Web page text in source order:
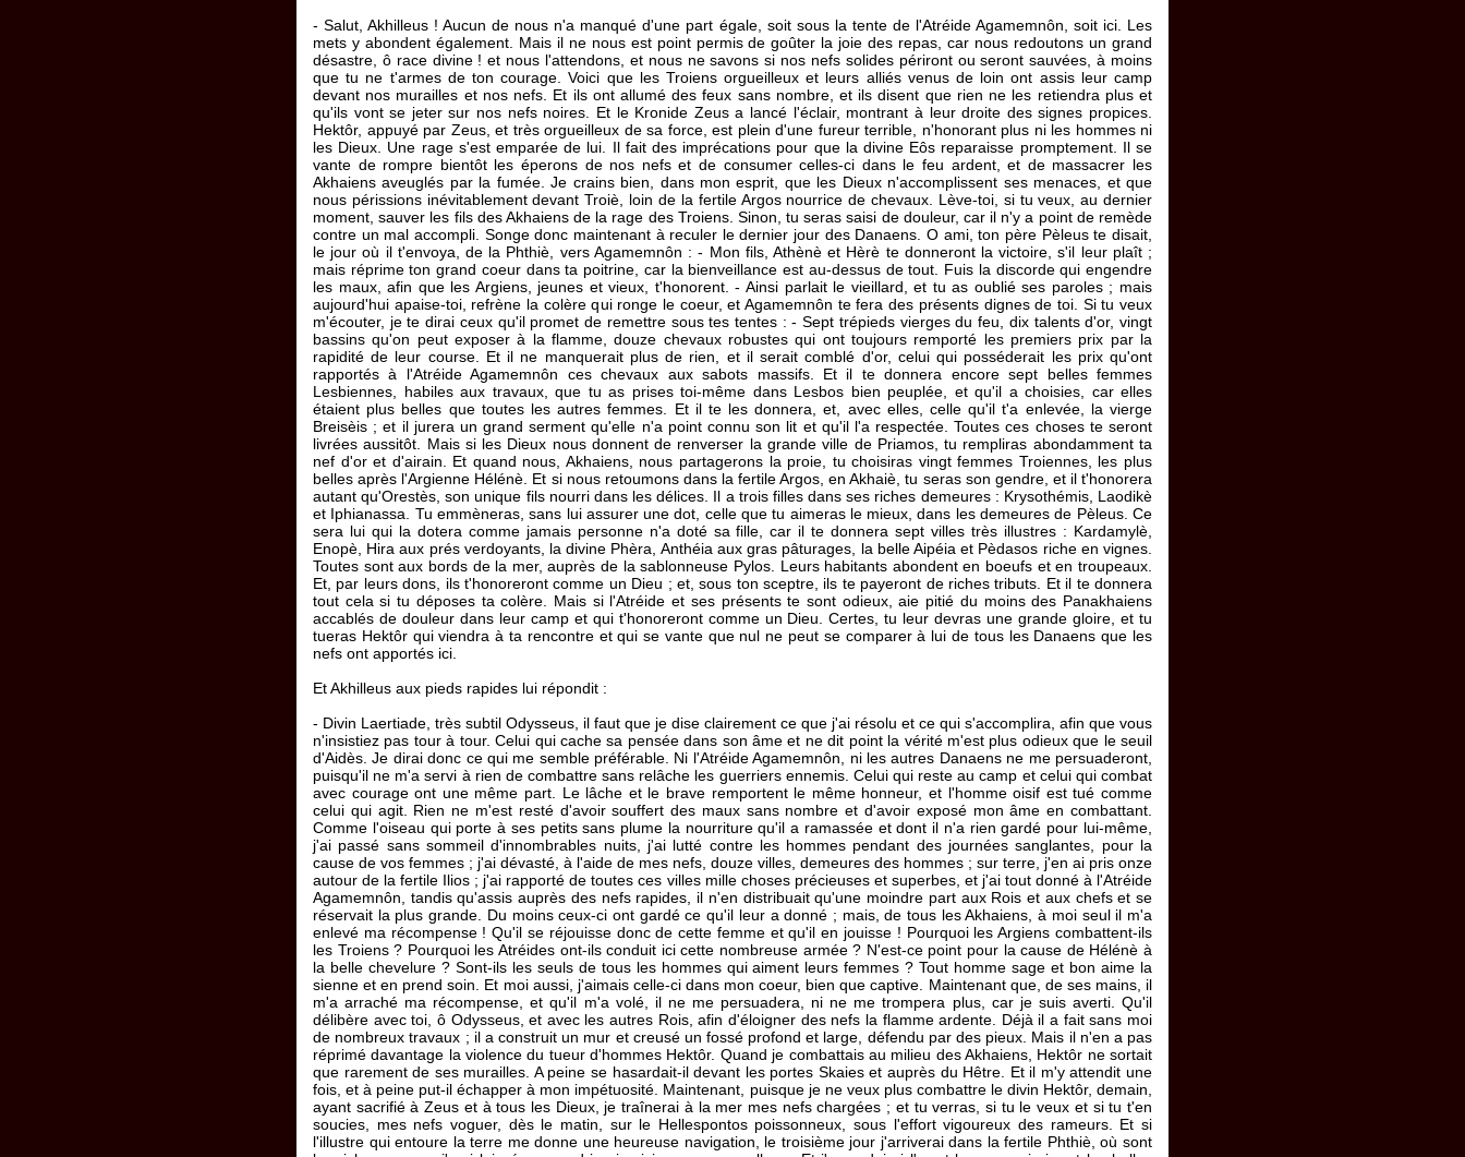
- Salut, Akhilleus ! Aucun de nous n'a manqué d'une part égale, soit sous la tente de l'Atréide Agamemnôn, soit ici. Les
mets y abondent également. Mais il ne nous est point permis de goûter la joie des repas, car nous redoutons un grand
désastre, ô race divine ! et nous l'attendons, et nous ne savons si nos nefs solides périront ou seront sauvées, à moins
que tu ne t'armes de ton courage. Voici que les Troiens orgueilleux et leurs alliés venus de loin ont assis leur camp
devant nos murailles et nos nefs. Et ils ont allumé des feux sans nombre, et ils disent que rien ne les retiendra plus et
qu'ils vont se jeter sur nos nefs noires. Et le Kronide Zeus a lancé l'éclair, montrant à leur droite des signes propices.
Hektôr, appuyé par Zeus, et très orgueilleux de sa force, est plein d'une fureur terrible, n'honorant plus ni les hommes ni
les Dieux. Une rage s'est emparée de lui. Il fait des imprécations pour que la divine Eôs reparaisse promptement. Il se
vante de rompre bientôt les éperons de nos nefs et de consumer celles-ci dans le feu ardent, et de massacrer les
Akhaiens aveuglés par la fumée. Je crains bien, dans mon esprit, que les Dieux n'accomplissent ses menaces, et que
nous périssions inévitablement devant Troiè, loin de la fertile Argos nourrice de chevaux. Lève-toi, si tu veux, au dernier
moment, sauver les fils des Akhaiens de la rage des Troiens. Sinon, tu seras saisi de douleur, car il n'y a point de remède
contre un mal accompli. Songe donc maintenant à reculer le dernier jour des Danaens. O ami, ton père Pèleus te disait,
le jour où il t'envoya, de la Phthiè, vers Agamemnôn : - Mon fils, Athènè et Hèrè te donneront la victoire, s'il leur plaît ;
mais réprime ton grand coeur dans ta poitrine, car la bienveillance est au-dessus de tout. Fuis la discorde qui engendre
les maux, afin que les Argiens, jeunes et vieux, t'honorent. - Ainsi parlait le vieillard, et tu as oublié ses paroles ; mais
aujourd'hui apaise-toi, refrène la colère qui ronge le coeur, et Agamemnôn te fera des présents dignes de toi. Si tu veux
m'écouter, je te dirai ceux qu'il promet de remettre sous tes tentes : - Sept trépieds vierges du feu, dix talents d'or, vingt
bassins qu'on peut exposer à la flamme, douze chevaux robustes qui ont toujours remporté les premiers prix par la
rapidité de leur course. Et il ne manquerait plus de rien, et il serait comblé d'or, celui qui posséderait les prix qu'ont
rapportés à l'Atréide Agamemnôn ces chevaux aux sabots massifs. Et il te donnera encore sept belles femmes
Lesbiennes, habiles aux travaux, que tu as prises toi-même dans Lesbos bien peuplée, et qu'il a choisies, car elles
étaient plus belles que toutes les autres femmes. Et il te les donnera, et, avec elles, celle qu'il t'a enlevée, la vierge
Breisèis ; et il jurera un grand serment qu'elle n'a point connu son lit et qu'il l'a respectée. Toutes ces choses te seront
livrées aussitôt. Mais si les Dieux nous donnent de renverser la grande ville de Priamos, tu rempliras abondamment ta
nef d'or et d'airain. Et quand nous, Akhaiens, nous partagerons la proie, tu choisiras vingt femmes Troiennes, les plus
belles après l'Argienne Hélénè. Et si nous retoumons dans la fertile Argos, en Akhaiè, tu seras son gendre, et il t'honorera
autant qu'Orestès, son unique fils nourri dans les délices. Il a trois filles dans ses riches demeures : Krysothémis, Laodikè
et Iphianassa. Tu emmèneras, sans lui assurer une dot, celle que tu aimeras le mieux, dans les demeures de Pèleus. Ce
sera lui qui la dotera comme jamais personne n'a doté sa fille, car il te donnera sept villes très illustres : Kardamylè,
Enopè, Hira aux prés verdoyants, la divine Phèra, Anthéia aux gras pâturages, la belle Aipéia et Pèdasos riche en vignes.
Toutes sont aux bords de la mer, auprès de la sablonneuse Pylos. Leurs habitants abondent en boeufs et en troupeaux.
Et, par leurs dons, ils t'honoreront comme un Dieu ; et, sous ton sceptre, ils te payeront de riches tributs. Et il te donnera
tout cela si tu déposes ta colère. Mais si l'Atréide et ses présents te sont odieux, aie pitié du moins des Panakhaiens
accablés de douleur dans leur camp et qui t'honoreront comme un Dieu. Certes, tu leur devras une grande gloire, et tu
tueras Hektôr qui viendra à ta rencontre et qui se vante que nul ne peut se comparer à lui de tous les Danaens que les
nefs ont apportés ici.
Et Akhilleus aux pieds rapides lui répondit :
- Divin Laertiade, très subtil Odysseus, il faut que je dise clairement ce que j'ai résolu et ce qui s'accomplira, afin que vous
n'insistiez pas tour à tour. Celui qui cache sa pensée dans son âme et ne dit point la vérité m'est plus odieux que le seuil
d'Aidès. Je dirai donc ce qui me semble préférable. Ni l'Atréide Agamemnôn, ni les autres Danaens ne me persuaderont,
puisqu'il ne m'a servi à rien de combattre sans relâche les guerriers ennemis. Celui qui reste au camp et celui qui combat
avec courage ont une même part. Le lâche et le brave remportent le même honneur, et l'homme oisif est tué comme
celui qui agit. Rien ne m'est resté d'avoir souffert des maux sans nombre et d'avoir exposé mon âme en combattant.
Comme l'oiseau qui porte à ses petits sans plume la nourriture qu'il a ramassée et dont il n'a rien gardé pour lui-même,
j'ai passé sans sommeil d'innombrables nuits, j'ai lutté contre les hommes pendant des journées sanglantes, pour la
cause de vos femmes ; j'ai dévasté, à l'aide de mes nefs, douze villes, demeures des hommes ; sur terre, j'en ai pris onze
autour de la fertile Ilios ; j'ai rapporté de toutes ces villes mille choses précieuses et superbes, et j'ai tout donné à l'Atréide
Agamemnôn, tandis qu'assis auprès des nefs rapides, il n'en distribuait qu'une moindre part aux Rois et aux chefs et se
réservait la plus grande. Du moins ceux-ci ont gardé ce qu'il leur a donné ; mais, de tous les Akhaiens, à moi seul il m'a
enlevé ma récompense ! Qu'il se réjouisse donc de cette femme et qu'il en jouisse ! Pourquoi les Argiens combattent-ils
les Troiens ? Pourquoi les Atréides ont-ils conduit ici cette nombreuse armée ? N'est-ce point pour la cause de Hélénè à
la belle chevelure ? Sont-ils les seuls de tous les hommes qui aiment leurs femmes ? Tout homme sage et bon aime la
sienne et en prend soin. Et moi aussi, j'aimais celle-ci dans mon coeur, bien que captive. Maintenant que, de ses mains, il
m'a arraché ma récompense, et qu'il m'a volé, il ne me persuadera, ni ne me trompera plus, car je suis averti. Qu'il
délibère avec toi, ô Odysseus, et avec les autres Rois, afin d'éloigner des nefs la flamme ardente. Déjà il a fait sans moi
de nombreux travaux ; il a construit un mur et creusé un fossé profond et large, défendu par des pieux. Mais il n'en a pas
réprimé davantage la violence du tueur d'hommes Hektôr. Quand je combattais au milieu des Akhaiens, Hektôr ne sortait
que rarement de ses murailles. A peine se hasardait-il devant les portes Skaies et auprès du Hêtre. Et il m'y attendit une
fois, et à peine put-il échapper à mon impétuosité. Maintenant, puisque je ne veux plus combattre le divin Hektôr, demain,
ayant sacrifié à Zeus et à tous les Dieux, je traînerai à la mer mes nefs chargées ; et tu verras, si tu le veux et si tu t'en
soucies, mes nefs voguer, dès le matin, sur le Hellespontos poissonneux, sous l'effort vigoureux des rameurs. Et si
l'illustre qui entoure la terre me donne une heureuse navigation, le troisième jour j'arriverai dans la fertile Phthiè, où sont